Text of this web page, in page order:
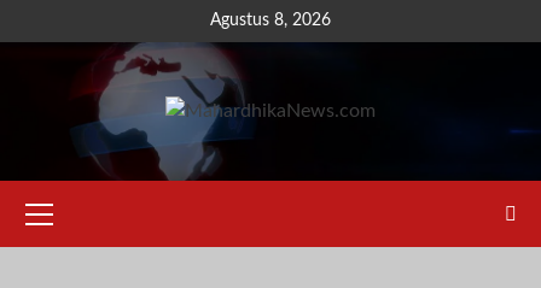
to
Agustus 8, 2026
Menu